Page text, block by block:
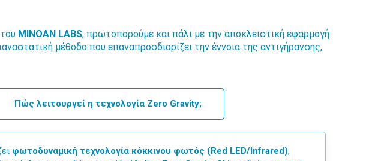
MINOAN LABS, πρωτοπορούμε και πάλι με την αποκλειστική εφαρμογή
μέθοδο που επαναπροσδιορίζει την έννοια της αντιγήρανσης,
Πώς λειτουργεί η τεχνολογία Zero Gravity;
φωτοδυναμική τεχνολογία κόκκινου φωτός (Red LED/Infrared),